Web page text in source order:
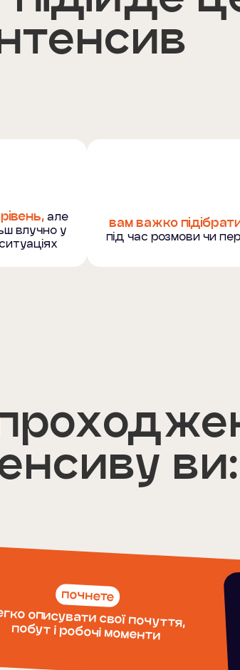
але
влучно у
вам важко
під час розмови чи
ви:
почнете
описувати свої почуття,
побут і робочі моменти